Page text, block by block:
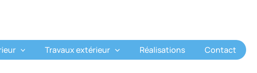
Travaux extérieur Réalisations Contact